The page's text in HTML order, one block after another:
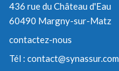
436 rue du Château d'Eau
60490 Margny-sur-Matz
contactez-nous
Tél : contact@synassur.com